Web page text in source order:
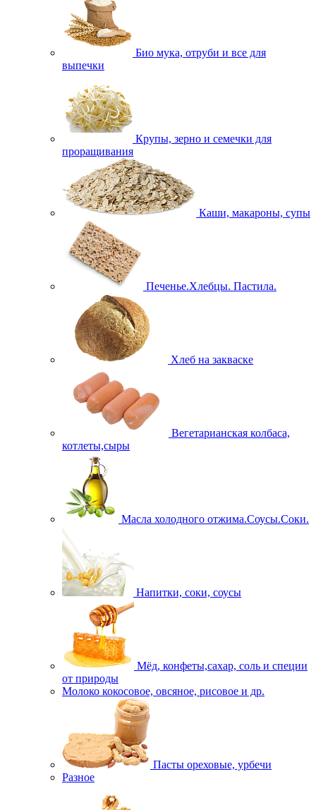
Био мука, отруби и все для
выпечки
Крупы, зерно и семечки для
проращивания
Каши, макароны, супы
Печенье.Хлебцы. Пастила.
Хлеб на закваске
Вегетарианская колбаса,
котлеты,сыры
Масла холодного отжима.Соусы.Соки.
Напитки, соки, соусы
Мёд, конфеты,сахар, соль и специи
от природы
Молоко кокосовое, овсяное, рисовое и др.
Пасты ореховые, урбечи
Разное